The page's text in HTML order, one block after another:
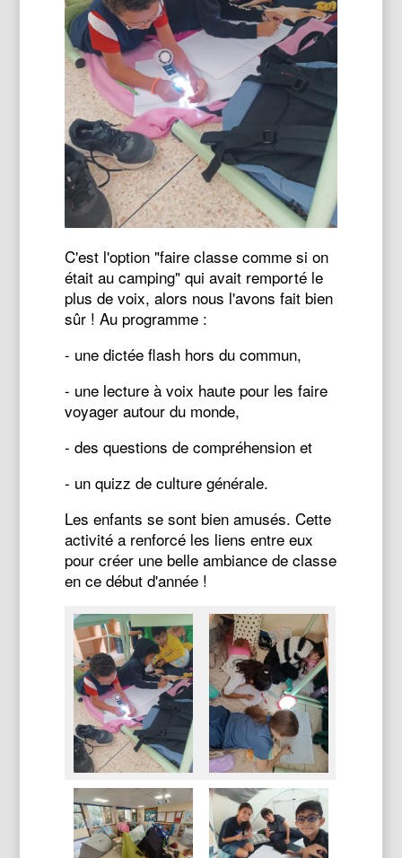
C'est l'option "faire classe comme si on
était au camping" qui avait remporté le
plus de voix, alors nous l'avons fait bien
sûr ! Au programme :
- une dictée flash hors du commun,
- une lecture à voix haute pour les faire
voyager autour du monde,
- des questions de compréhension et
- un quizz de culture générale.
Les enfants se sont bien amusés. Cette
activité a renforcé les liens entre eux
pour créer une belle ambiance de classe
en ce début d'année !